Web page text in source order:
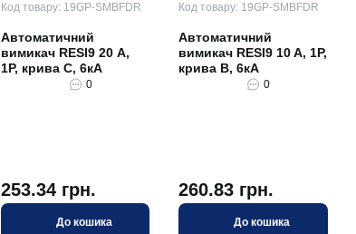
Код товару: 19GP-SMBFDR
Автоматичний
вимикач RESI9 20 А,
1P, крива С, 6кА
0
253.34 грн.
До кошика
Код товару: 19GP-SMBFDR
Автоматичний
вимикач RESI9 10 A, 1P,
крива В, 6кА
0
260.83 грн.
До кошика